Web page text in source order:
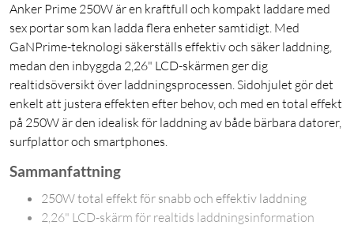
Anker Prime 250W är en kraftfull och kompakt laddare med
sex portar som kan ladda flera enheter samtidigt. Med
GaNPrime-teknologi säkerställs effektiv och säker laddning,
medan den inbyggda 2,26" LCD-skärmen ger dig
realtidsöversikt över laddningsprocessen. Sidohjulet gör det
enkelt att justera effekten efter behov, och med en total effekt
på 250W är den idealisk för laddning av både bärbara datorer,
surfplattor och smartphones.
Sammanfattning
250W total effekt för snabb och effektiv laddning
2,26" LCD-skärm för realtids laddningsinformation